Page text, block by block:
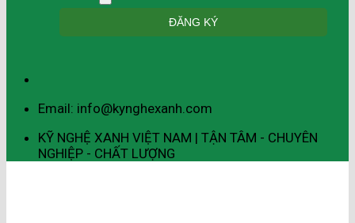
Email: info@kynghexanh.com
KỸ NGHỆ XANH VIỆT NAM | TẬN TÂM - CHUYÊN
NGHIỆP - CHẤT LƯỢNG